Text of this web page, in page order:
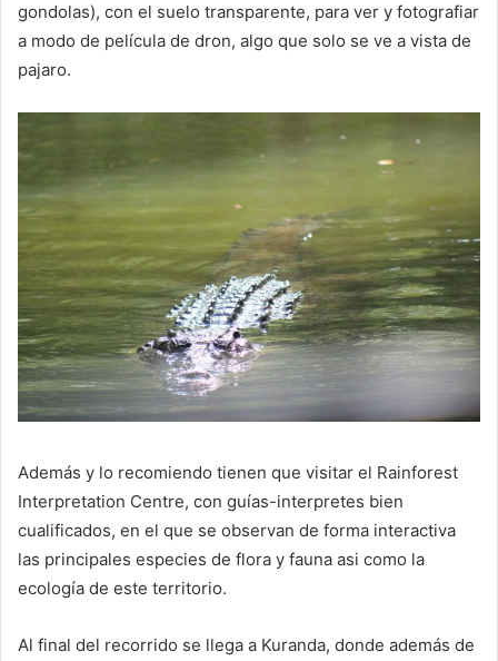
gondolas), con el suelo transparente, para ver y fotografiar
a modo de película de dron, algo que solo se ve a vista de
pajaro.
Además y lo recomiendo tienen que visitar el Rainforest
Interpretation Centre, con guías-interpretes bien
cualificados, en el que se observan de forma interactiva
las principales especies de flora y fauna asi como la
ecología de este territorio.
Al final del recorrido se llega a Kuranda, donde además de